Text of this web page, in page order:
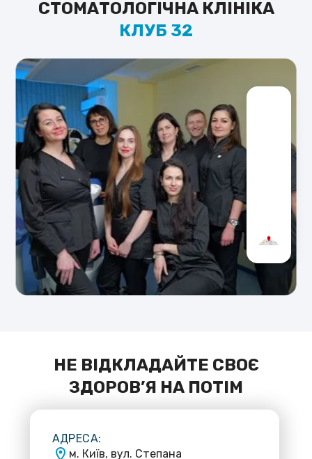
СТОМАТОЛОГІЧНА КЛІНІКА
КЛУБ 32
НЕ ВІДКЛАДАЙТЕ СВОЄ
ЗДОРОВ’Я НА ПОТІМ
АДРЕСА:
м. Київ, вул. Степана